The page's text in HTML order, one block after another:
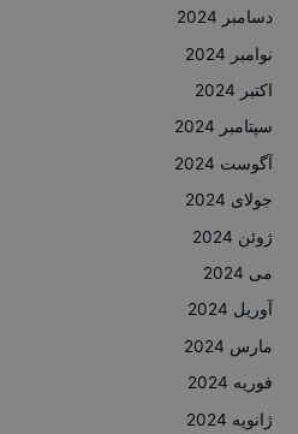
دسامبر 2024
نوامبر 2024
اکتبر 2024
سپتامبر 2024
آگوست 2024
جولای 2024
ژوئن 2024
می 2024
آوریل 2024
مارس 2024
فوریه 2024
ژانویه 2024